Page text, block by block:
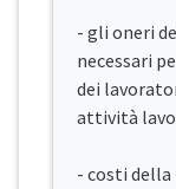
- gli oneri
necessari
dei
attività
- costi